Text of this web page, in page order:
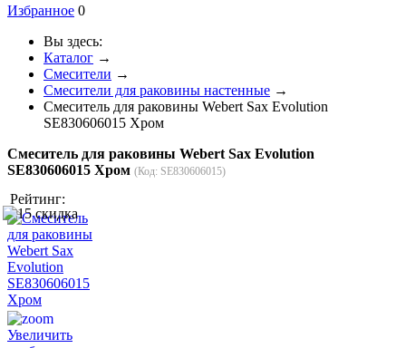
Избранное 0
Вы здесь:
Каталог →
Смесители →
Смесители для раковины настенные →
Cмеситель для раковины Webert Sax Evolution
SE830606015 Хром
Cмеситель для раковины Webert Sax Evolution
SE830606015 Хром (Код: SE830606015)
Рейтинг:
Увеличить